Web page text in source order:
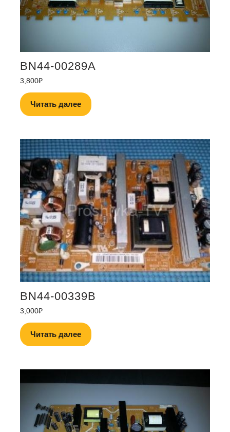
BN44-00289A
3,800₽
Читать далее
BN44-00339B
3,000₽
Читать далее